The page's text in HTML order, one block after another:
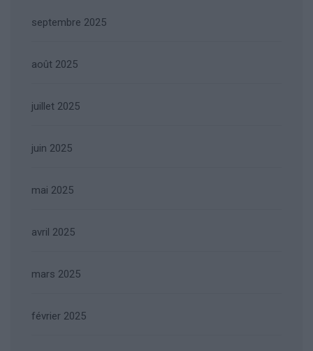
septembre 2025
août 2025
juillet 2025
juin 2025
mai 2025
avril 2025
mars 2025
février 2025